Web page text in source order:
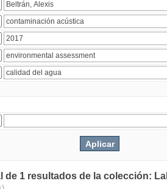
de 1 resultados de la colección: